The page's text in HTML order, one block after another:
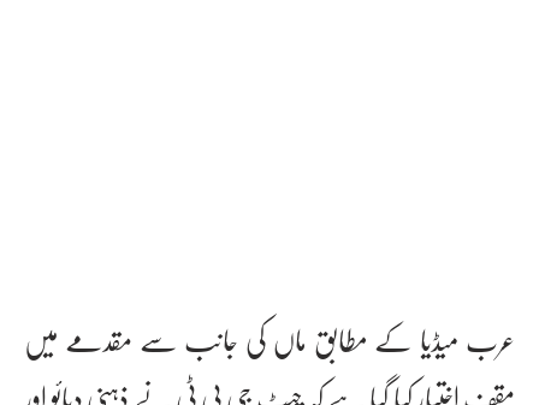
عرب میڈیا کے مطابق ماں کی جانب سے مقدمے میں